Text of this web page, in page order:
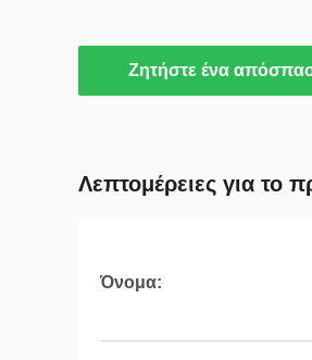
Ζητήστε ένα
Λεπτομέρειες για το
Όνομα: